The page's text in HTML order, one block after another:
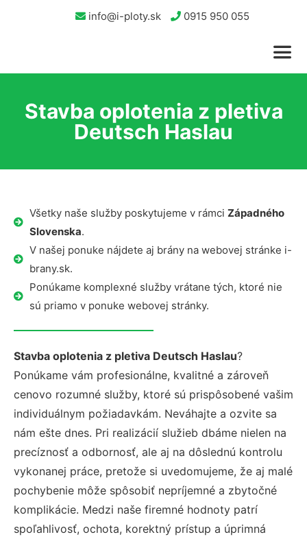
info@i-ploty.sk 0915 950 055
Stavba oplotenia z pletiva
Deutsch Haslau
Všetky naše služby poskytujeme v rámci Západného
Slovenska.
V našej ponuke nájdete aj brány na webovej stránke i-
brany.sk.
Ponúkame komplexné služby vrátane tých, ktoré nie
sú priamo v ponuke webovej stránky.
Stavba oplotenia z pletiva Deutsch Haslau?
Ponúkame vám profesionálne, kvalitné a zároveň
cenovo rozumné služby, ktoré sú prispôsobené vašim
individuálnym požiadavkám. Neváhajte a ozvite sa
nám ešte dnes. Pri realizácií služieb dbáme nielen na
precíznosť a odbornosť, ale aj na dôslednú kontrolu
vykonanej práce, pretože si uvedomujeme, že aj malé
pochybenie môže spôsobiť nepríjemné a zbytočné
komplikácie. Medzi naše firemné hodnoty patrí
spoľahlivosť, ochota, korektný prístup a úprimná